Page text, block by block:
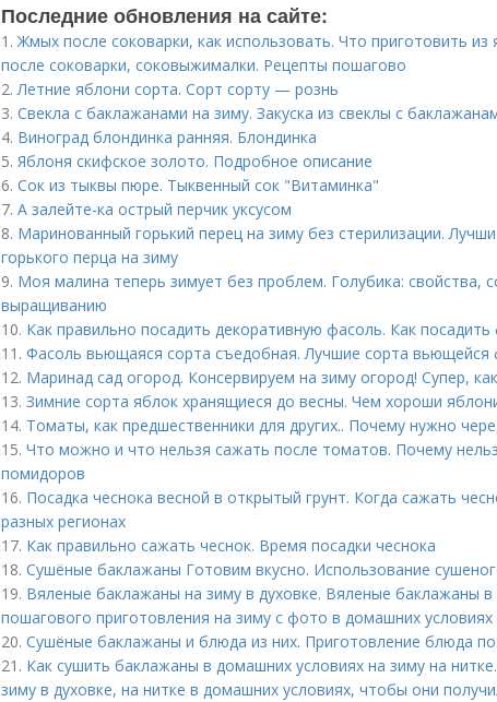
Последние обновления на сайте:
1.Жмых после соковарки, как использовать. Что приготовить
после соковарки, соковыжималки. Рецепты пошагово
2.Летние яблони сорта. Сорт сорту — рознь
3. Свекла с баклажанами на зиму. Закуска из свеклы с
4. Виноград блондинка ранняя. Блондинка
5. Яблоня скифское золото. Подробное описание
6. Сок из тыквы пюре. Тыквенный сок "Витаминка"
7. А залейте-ка острый перчик уксусом
8. Маринованный горький перец на зиму без стерилизации.
горького перца на зиму
9. Моя малина теперь зимует без проблем. Голубика: свойства,
выращиванию
10. Как правильно посадить декоративную фасоль. Как
11. Фасоль вьющаяся сорта съедобная. Лучшие сорта вьющейся
12. Маринад сад огород. Консервируем на зиму огород! Супер,
13. Зимние сорта яблок хранящиеся до весны. Чем хороши
14. Томаты, как предшественники для других.. Почему нужно
15. Что можно и что нельзя сажать после томатов. Почему
помидоров
16. Посадка чеснока весной в открытый грунт. Когда сажать
разных регионах
17. Как правильно сажать чеснок. Время посадки чеснока
18. Сушёные баклажаны Готовим вкусно. Использование
19. Вяленые баклажаны на зиму в духовке. Вяленые баклажаны в
пошагового приготовления на зиму с фото в домашних условиях
20. Сушёные баклажаны и блюда из них. Приготовление блюда
21. Как сушить баклажаны в домашних условиях на зиму на
зиму в духовке, на нитке в домашних условиях, чтобы они